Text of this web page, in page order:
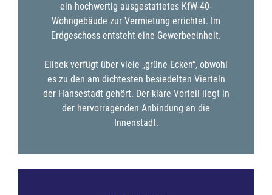
ein hochwertig ausgestattetes KfW-40-
Wohngebäude zur Vermietung errichtet. Im
Erdgeschoss entsteht eine Gewerbeeinheit.
Eilbek verfügt über viele „grüne Ecken“, obwohl
es zu den am dichtesten besiedelten Vierteln
der Hansestadt gehört. Der klare Vorteil liegt in
der hervorragenden Anbindung an die
Innenstadt.